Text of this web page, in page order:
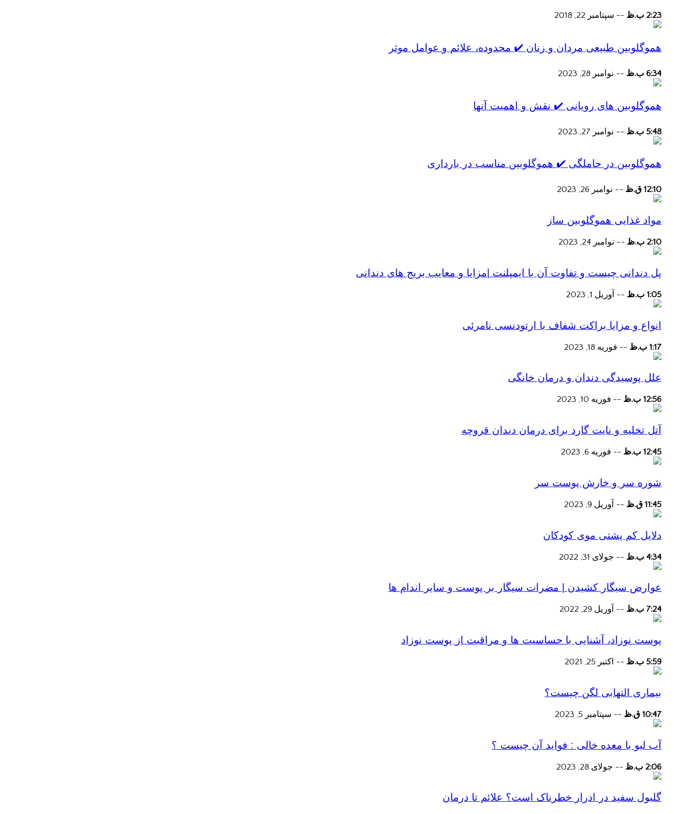
2:23 ب.ظ -- سپتامبر 22, 2018
هموگلوبین طبیعی مردان و زنان ✔️ محدوده، علائم و عوامل موثر
6:34 ب.ظ -- نوامبر 28, 2023
هموگلوبین های رویانی ✔️ نقش و اهمیت آنها
5:48 ب.ظ -- نوامبر 27, 2023
هموگلوبین در حاملگی ✔️ هموگلوبین مناسب در بارداری
12:10 ق.ظ -- نوامبر 26, 2023
مواد غذایی هموگلوبین ساز
2:10 ب.ظ -- نوامبر 24, 2023
پل دندانی چیست و تفاوت آن با ایمپلنت |مزایا و معایب بریج های دندانی
1:05 ب.ظ -- آوریل 1, 2023
انواع و مزایا براکت شفاف با ارتودنسی نامرئی
1:17 ب.ظ -- فوریه 18, 2023
علل پوسیدگی دندان و درمان خانگی
12:56 ب.ظ -- فوریه 10, 2023
آتل تخلیه و نایت گارد برای درمان دندان قروچه
12:45 ب.ظ -- فوریه 6, 2023
شوره سر و خارش پوست سر
11:45 ق.ظ -- آوریل 9, 2023
دلایل کم پشتی موی کودکان
4:34 ب.ظ -- جولای 31, 2022
عوارض سیگار کشیدن | مضرات سیگار بر پوست و سایر اندام ها
7:24 ب.ظ -- آوریل 29, 2022
پوست نوزاد، آشنایی با حساسیت ها و مراقبت از پوست نوزاد
5:59 ب.ظ -- اکتبر 25, 2021
بیماری التهابی لگن چیست؟
10:47 ق.ظ -- سپتامبر 5, 2023
آب لبو با معده خالی : فواید آن چیست ؟
2:06 ب.ظ -- جولای 28, 2023
گلبول سفید در ادرار خطرناک است؟ علائم تا درمان